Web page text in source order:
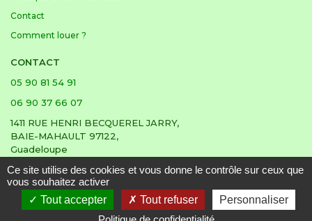
Contact
Comment louer ?
CONTACT
05 90 81 54 91
06 90 37 66 07
1411 RUE HENRI BECQUEREL JARRY,
BAIE-MAHAULT 97122,
Guadeloupe
© 2026 Houelbourg location | Réalisation & hébergé par Pixell
Ce site utilise des cookies et vous donne le contrôle sur ceux que
vous souhaitez activer
Tout accepter
Tout refuser
Personnaliser